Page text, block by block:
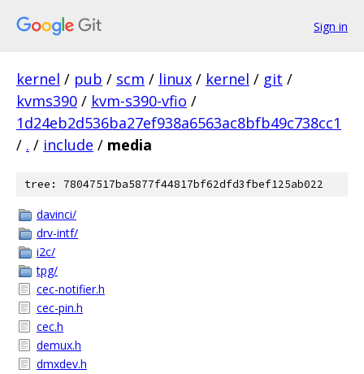
Sign in
kernel / pub / scm / linux / kernel / git /
kvms390 / kvm-s390-vfio /
1d24eb2d536ba27ef938a6563ac8bfb49c738cc1
/ . / include / media
tree: 78047517ba5877f44817bf62dfd3fbef125ab022
davinci/
drv-intf/
i2c/
tpg/
cec-notifier.h
cec-pin.h
cec.h
demux.h
dmxdev.h